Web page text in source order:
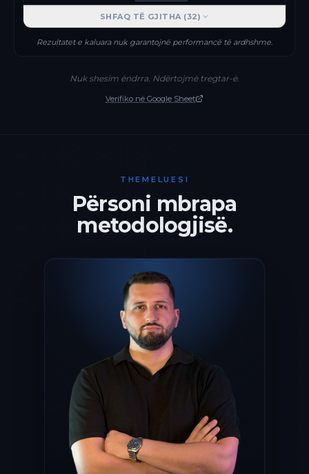
SHFAQ TË GJITHA (32)
Rezultatet e kaluara nuk garantojnë performancë të ardhshme.
Nuk shesim ëndrra. Ndërtojmë tregtar-ë.
Verifiko në Google Sheet
THEMELUESI
Përsoni mbrapa
metodologjisë.